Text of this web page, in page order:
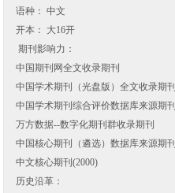
语种： 中文
开本： 大16开
期刊影响力：
中国期刊网全文收录期刊
中国学术期刊（光盘版）全文收录期刊
中国学术期刊综合评价数据库来源期刊
万方数据--数字化期刊群收录期刊
中国核心期刊（遴选）数据库来源期刊
中文核心期刊(2000)
历史沿革：